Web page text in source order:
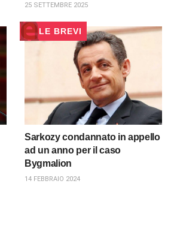
25 SETTEMBRE 2025
LE BREVI
Sarkozy condannato in appello
ad un anno per il caso
Bygmalion
14 FEBBRAIO 2024